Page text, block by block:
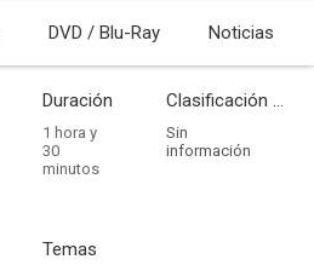
DVD / Blu-Ray Noticias
Duración
1 hora y
30
minutos
Clasificación por edades
Sin
información
Temas